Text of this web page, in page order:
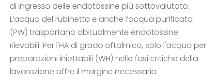
di ingresso delle endotossine più sottovalutato.
L’acqua del rubinetto e anche l’acqua purificata
(PW) trasportano abitualmente endotossine
rilevabili. Per l'HA di grado oftalmico, solo l'acqua per
preparazioni iniettabili (WFI) nelle fasi critiche della
lavorazione offre il margine necessario.